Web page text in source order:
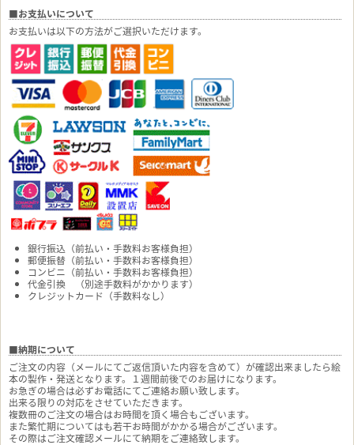
■お支払いについて
お支払いは以下の方法がご選択いただけます。
銀行振込（前払い・手数料お客様負担）
郵便振替（前払い・手数料お客様負担）
コンビニ（前払い・手数料お客様負担）
代金引換 （別途手数料がかかります）
クレジットカード（手数料なし）
■納期について
ご注文の内容（メールにてご返信頂いた内容を含めて）が確認出来ましたら絵
本の製作・発送となります。１週間前後でのお届けになります。
お急ぎの場合は必ずお電話にてご連絡お願い致します。
出来る限りの対応をさせていただきます。
複数冊のご注文の場合はお時間を頂く場合もございます。
また繁忙期についてはも若干お時間がかかる場合がございます。
その際はご注文確認メールにて納期をご連絡致します。